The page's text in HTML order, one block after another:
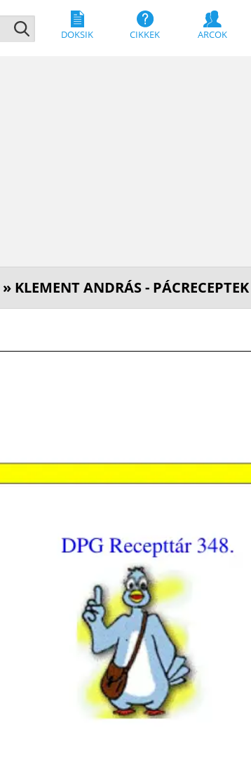
DOKSIK CIKKEK ARCOK
» KLEMENT ANDRÁS - PÁCRECEPTEK